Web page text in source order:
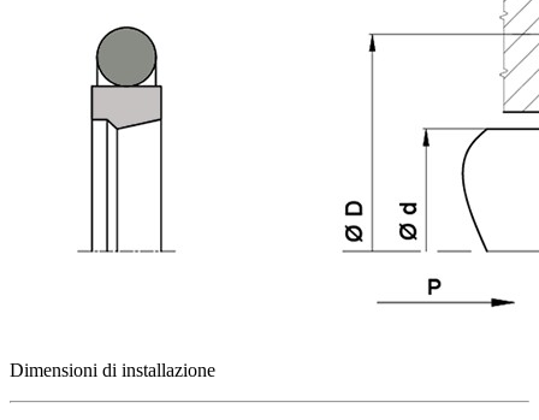
Dimensioni di installazione